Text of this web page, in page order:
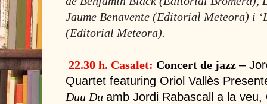
Jaume Benavente (Editorial Meteora) i
(Editorial Meteora).
22.30 h. Casalet: Concert de jazz –
Quartet featuring Oriol Vallès
Duu Du amb Jordi Rabascall a la